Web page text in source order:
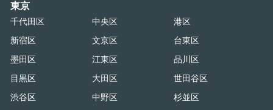
東京
千代田区 中央区
港区
新宿区
文京区
台東区
墨田区
江東区
品川区
目黒区
大田区
世田谷区
渋谷区
中野区
杉並区